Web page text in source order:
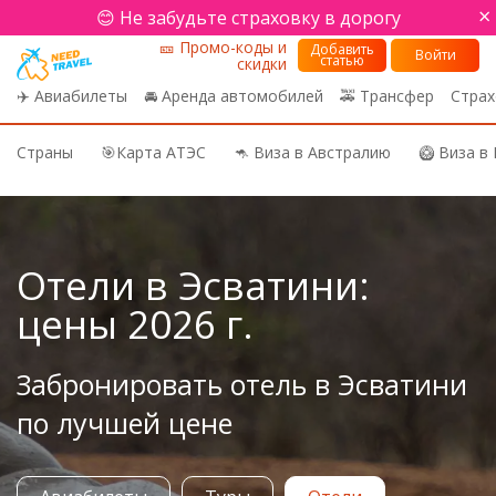
😊 Не забудьте страховку в дорогу ×
✈️ Авиабилеты 🚘 Аренда автомобилей 🚕 Трансфер
🎫 Промо-коды и
скидки
Добавить
статью Войти
Страны 🎯Карта АТЭС 🦘 Виза в Австралию 🥝 Виза
Отели в Эсватини:
цены 2026 г.
Забронировать отель в Эсватини
по лучшей цене